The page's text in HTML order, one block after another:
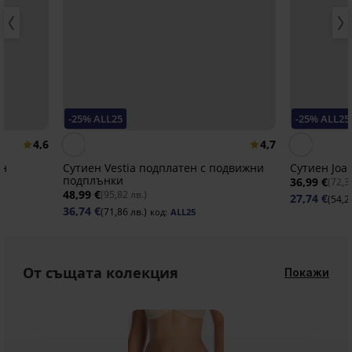
4,6
-25% ALL25
4,7
Сутиен Vestia подплатен с подвижни
подплънки
48,99 €(95,82 лв.)
36,74 €(71,86 лв.) код: ALL25
-25% ALL25
Сутиен
36,99 €
27,74 €
От същата колекция Покажи